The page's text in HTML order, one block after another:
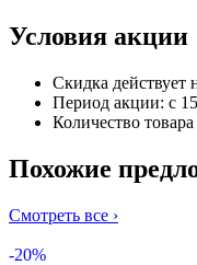
Условия акции
Скидка действует
Период акции: с
Количество
Похожие
Смотреть все ›
-20%